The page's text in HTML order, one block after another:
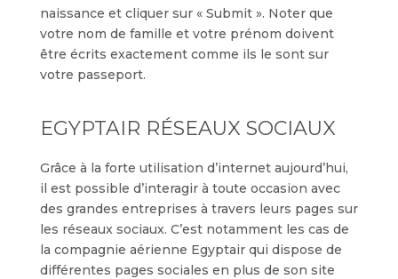
naissance et cliquer sur « Submit ». Noter que
votre nom de famille et votre prénom doivent
être écrits exactement comme ils le sont sur
votre passeport.
EGYPTAIR RÉSEAUX SOCIAUX
Grâce à la forte utilisation d’internet aujourd’hui,
il est possible d’interagir à toute occasion avec
des grandes entreprises à travers leurs pages sur
les réseaux sociaux. C’est notamment les cas de
la compagnie aérienne Egyptair qui dispose de
différentes pages sociales en plus de son site